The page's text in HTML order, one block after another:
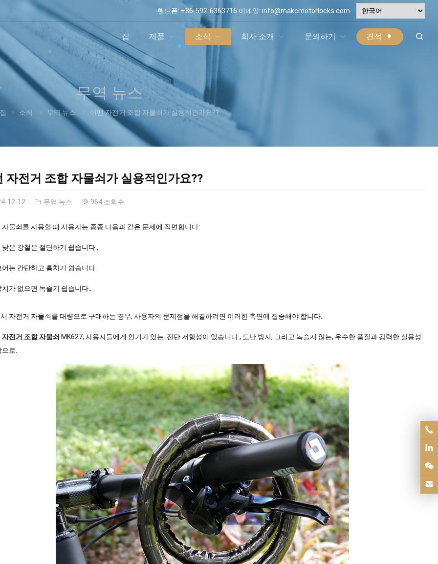
핸드폰: +86-592-6363716 이메일:info@makemotorlocks.com
집 제품 소식 회사 소개 문의하기 견적
무역 뉴스
집 소식 무역 뉴스 어떤 자전거 조합 자물쇠가 실용적인가요??
자전거 조합 자물쇠가 실용적인가요??
12-12 무역 뉴스 964 조회수
자물쇠를 사용할 때 사용자는 종종 다음과 같은 문제에 직면합니다:
은 강철은 절단하기 쉽습니다..
는 간단하고 훔치기 쉽습니다..
가 없으면 녹슬기 쉽습니다..
자전거 자물쇠를 대량으로 구매하는 경우, 사용자의 문제점을 해결하려면 이러한 측면에 집중해야 합니다..
자전거 조합 자물쇠 MK627, 사용자들에게 인기가 있는. 전단 저항성이 있습니다., 도난 방지, 그리고 녹슬지 않는, 우수한 품질과 강력한 실용성
로.